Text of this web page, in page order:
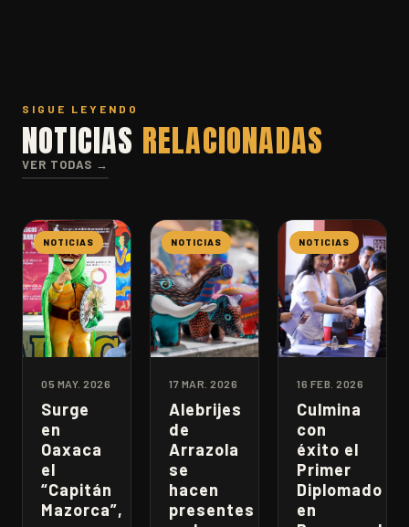
SIGUE LEYENDO
NOTICIAS RELACIONADAS
VER TODAS →
NOTICIAS
05 MAY. 2026
Surge
en
Oaxaca
el
“Capitán
Mazorca”,
NOTICIAS
17 MAR. 2026
Alebrijes
de
Arrazola
se
hacen
presentes
NOTICIAS
16 FEB. 2026
Culmina
con
éxito el
Primer
Diplomado
en